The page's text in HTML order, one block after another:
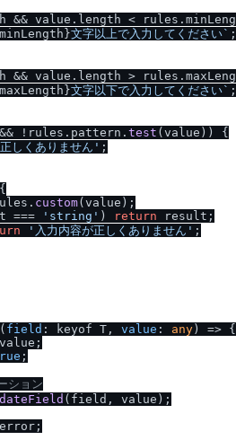
&& value. length < rules.
文字以上で入力してください` ;
&& value. length > rules.
文字以下で入力してください` ;
!rules. pattern . test (value)) {
しくありません' ;
custom(value);
=== 'string' ) return result;
'入力内容が正しくありません' ;
field : keyof T, value : any) => {
;
ション
(field, value);